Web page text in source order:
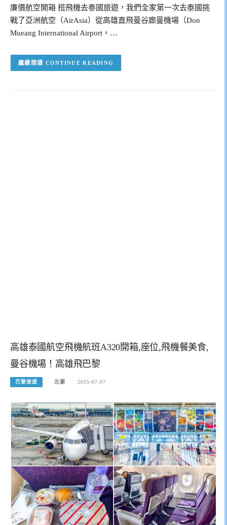
廉價航空開箱 搭飛機去泰國旅遊，我們全家第一次去泰國挑
戰了亞洲航空（AirAsia）從高雄直飛曼谷廊曼機場（Don
Mueang International Airport，…
CONTINUE READING
高雄泰國航空飛機航班A320開箱,座位,飛機餐美食,
曼谷機場！高雄飛巴黎
巴黎旅遊 左豪 2025-07-07